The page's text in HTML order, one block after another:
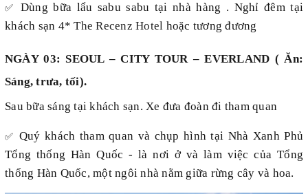
✅ Dùng bữa lẩu sabu sabu tại nhà hàng . Nghỉ đêm tại
khách sạn 4*The Recenz Hotel hoặc tương đương
NGÀY 03: SEOUL – CITY TOUR – EVERLAND ( Ăn:
Sáng, trưa, tối).
Sau bữa sáng tại khách sạn. Xe đưa đoàn đi tham quan
✅ Quý khách tham quan và chụp hình tại Nhà Xanh Phủ
Tổng thống Hàn Quốc - là nơi ở và làm việc của Tổng
thống Hàn Quốc, một ngôi nhà nằm giữa rừng cây và hoa.